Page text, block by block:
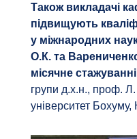
Також викладачі
підвищують
у міжнародних
О.К. та
місячне стажуванні
групи д.х.н., проф.
університет Бохуму,